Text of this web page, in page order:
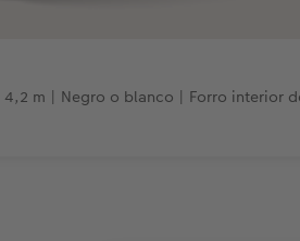
m | Negro o blanco | Forro interior